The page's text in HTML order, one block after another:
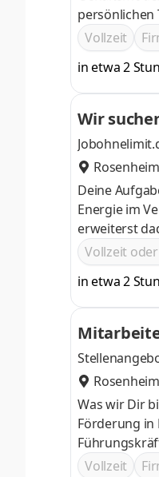
persönlichen Trainer,
Incentives und
Vollzeit
in etwa 2
Wir
Rosenheim
Deine
Energie im Vertrieb unterwegs Dabei
erweiterst dadurch deinen
Lächeln ins
Vollzeit
in etwa 2
Rosenheim
Was wir Dir
Förderung in
Plan – Du
Vollzeit